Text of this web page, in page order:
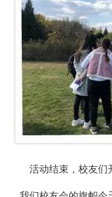
活动结束，校友们